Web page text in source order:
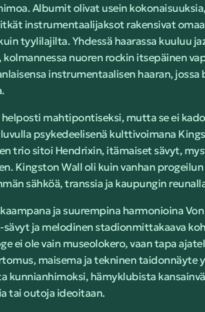
Albumit olivat usein
instrumentaalijaksot rakensivat
tyylilajilta. Yhdessä haarassa kuuluu
nuoren rockin itsepäinen
instrumentaalisen haaran, jossa
mahtipontiseksi, mutta se ei
psykedeelisenä kulttivoimana
trio sitoi Hendrixin, itämaiset sävyt,
Kingston Wall oli kuin vanhan
sähköä, transsia ja kaupungin
ja suurempina harmonioina
ja melodinen stadionmittakaava
ei ole vain museolokero, vaan tapa
maisema ja tekninen taidonnäyte
kunnianhimoksi, hämyklubista
tai outoja ideoitaan.